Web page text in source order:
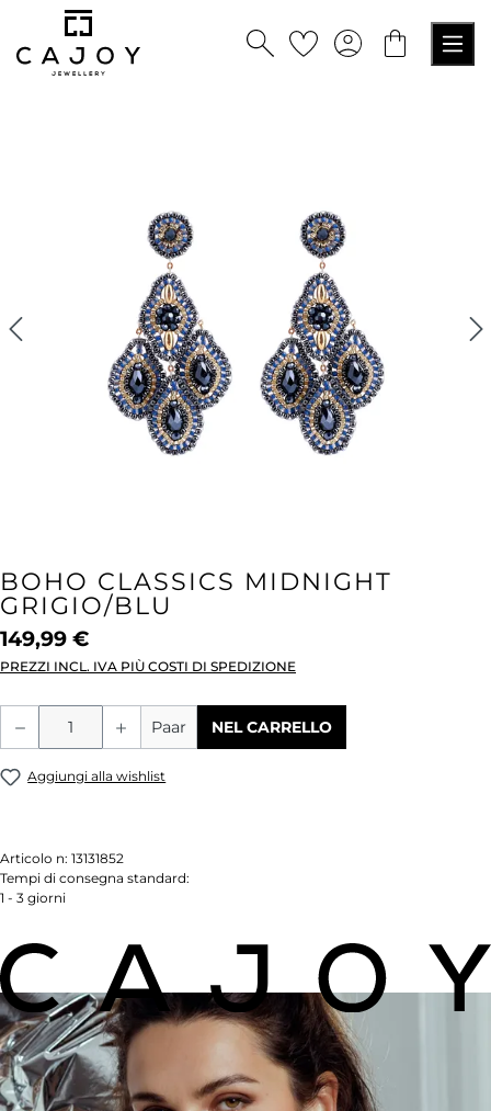
principale
BOHO CLASSICS MIDNIGHT
GRIGIO/BLU
149,99 €
PREZZI INCL. IVA PIÙ COSTI DI SPEDIZIONE
Quantità del prodotto: inserisci la
Paar NEL CARRELLO
Aggiungi alla wishlist
Articolo n: 13131852
Tempi di consegna standard:
1 - 3 giorni